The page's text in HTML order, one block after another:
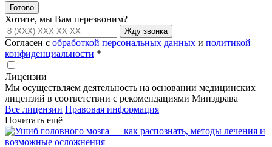
Готово
Хотите, мы Вам перезвоним?
Жду звонка
Согласен с обработкой персональных данных и политикой
конфиденциальности *
Лицензии
Мы осуществляем деятельность на основании медицинских
лицензий в соответствии с рекомендациями Минздрава
Все лицензии Правовая информация
Почитать ещё